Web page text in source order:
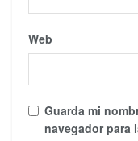
Web
Guarda mi
navegador para